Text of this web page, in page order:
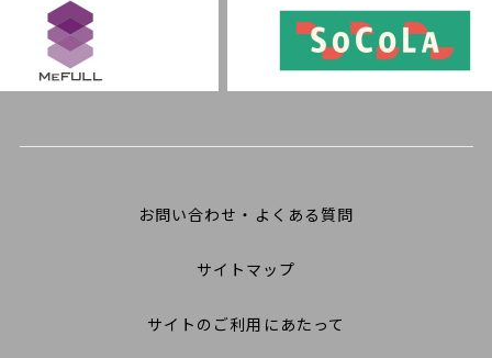
お問い合わせ・よくある質問
サイトマップ
サイトのご利用にあたって